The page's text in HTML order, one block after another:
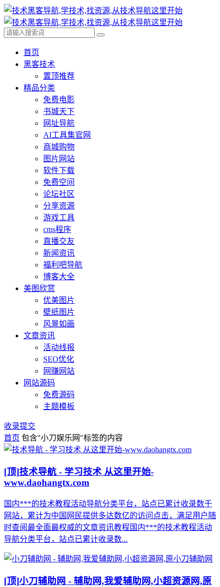
首页
黑客技术
置顶推荐
精品分类
免费电影
书城天下
网址导航
AI工具集官网
商城购物
图片网站
软件下载
免费空间
论坛社区
分享资源
游戏工具
cms程序
直播交友
新闻资讯
福利吧导航
博客大全
美图欣赏
优美图片
壁纸图片
风景如画
文章资讯
活动线报
SEO优化
网赚网站
网站源码
免费源码
主题模板
收录提交
首页 包含"小刀娱乐网"标签的内容
[顶]技术导航 - 学习技术 从这里开始-
www.daohangtx.com
国内***的技术教程活动导航分类平台，站点已累计收录数千
网站，累计为中国网民提供多达数亿的访问点击，满足用户随
时查阅最全面最权威的文章资讯教程国内***的技术教程活动
导航分类平台，站点已累计收录数...
[顶]小刀辅助网 - 辅助网,我爱辅助网,小超资源网,原